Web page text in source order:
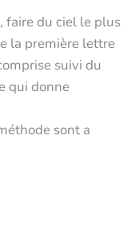
faire du ciel le plus
la première lettre
suivi du
qui donne
sont a